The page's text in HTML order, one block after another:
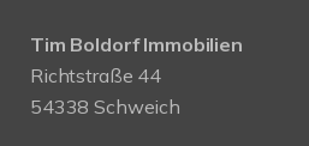
Tim Boldorf Immobilien
Richtstraße 44
54338 Schweich